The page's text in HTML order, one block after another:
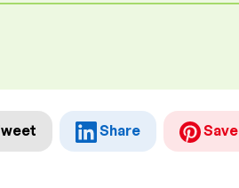
Share Save